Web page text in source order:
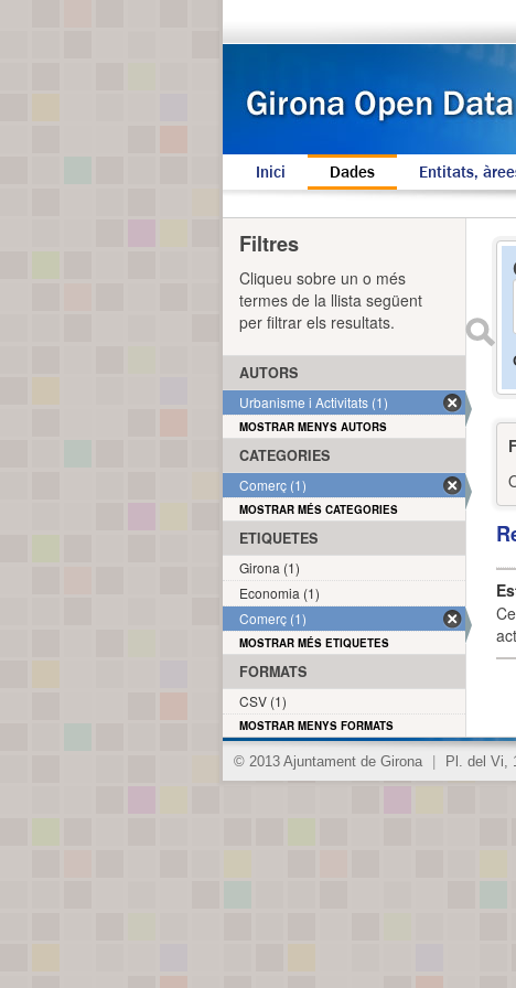
Inici Dades Entitats,
Filtres
Cliqueu sobre un o més
termes de la llista següent
per filtrar els resultats.
AUTORS
Urbanisme i Activitats (1)
MOSTRAR MENYS AUTORS
CATEGORIES
Comerç (1)
MOSTRAR MÉS CATEGORIES
ETIQUETES
Girona (1)
Economia (1)
Comerç (1)
MOSTRAR MÉS ETIQUETES
FORMATS
CSV (1)
MOSTRAR MENYS FORMATS
© 2013 Ajuntament de Girona Pl. del Vi,